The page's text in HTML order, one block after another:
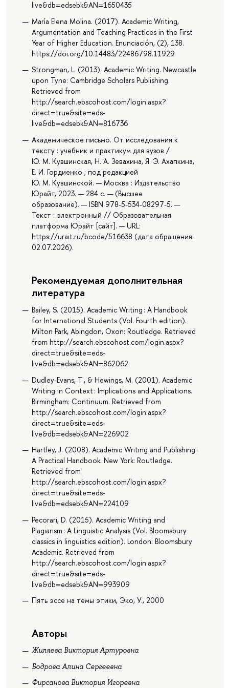
live&db=edsebk&AN=1650435
María Elena Molina. (2017). Academic Writing,
Argumentation and Teaching Practices in the First
Year of Higher Education. Enunciación, (2), 138.
https://doi.org/10.14483/22486798.11929
Strongman, L. (2013). Academic Writing. Newcastle
upon Tyne: Cambridge Scholars Publishing.
Retrieved from
http://search.ebscohost.com/login.aspx?
direct=true&site=eds-
live&db=edsebk&AN=816736
Академическое письмо. От исследования к
тексту : учебник и практикум для вузов /
Ю. М. Кувшинская, Н. А. Зевахина, Я. Э. Ахапкина,
Е. И. Гордиенко ; под редакцией
Ю. М. Кувшинской. — Москва : Издательство
Юрайт, 2023. — 284 с. — (Высшее
образование). — ISBN 978-5-534-08297-5. —
Текст : электронный // Образовательная
платформа Юрайт [сайт]. — URL:
https://urait.ru/bcode/516638 (дата обращения:
02.07.2026).
Рекомендуемая дополнительная
литература
Bailey, S. (2015). Academic Writing : A Handbook
for International Students (Vol. Fourth edition).
Milton Park, Abingdon, Oxon: Routledge. Retrieved
from http://search.ebscohost.com/login.aspx?
direct=true&site=eds-
live&db=edsebk&AN=862062
Dudley-Evans, T., & Hewings, M. (2001). Academic
Writing in Context : Implications and Applications.
Birmingham: Continuum. Retrieved from
http://search.ebscohost.com/login.aspx?
direct=true&site=eds-
live&db=edsebk&AN=226902
Hartley, J. (2008). Academic Writing and Publishing :
A Practical Handbook. New York: Routledge.
Retrieved from
http://search.ebscohost.com/login.aspx?
direct=true&site=eds-
live&db=edsebk&AN=224109
Pecorari, D. (2015). Academic Writing and
Plagiarism : A Linguistic Analysis (Vol. Bloomsbury
classics in linguistics edition). London: Bloomsbury
Academic. Retrieved from
http://search.ebscohost.com/login.aspx?
direct=true&site=eds-
live&db=edsebk&AN=993909
Пять эссе на темы этики, Эко, У., 2000
Авторы
Жиляева Виктория Артуровна
Бодрова Алина Сергеевна
Фирсанова Виктория Игоревна